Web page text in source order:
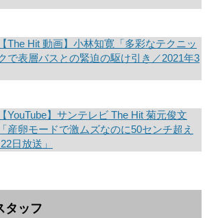
【The Hit 動画】小林知寛「多彩なテクニッ
で表層バスとの緊迫の駆け引き／2021年3
【YouTube】サンテレビ The Hit 菊元俊文
「産卵モードで激ムズなのに50センチ超え
日放送」
タッフ